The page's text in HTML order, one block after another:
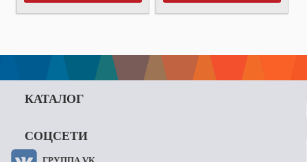
КАТАЛОГ
СОЦСЕТИ
ГРУППА VK